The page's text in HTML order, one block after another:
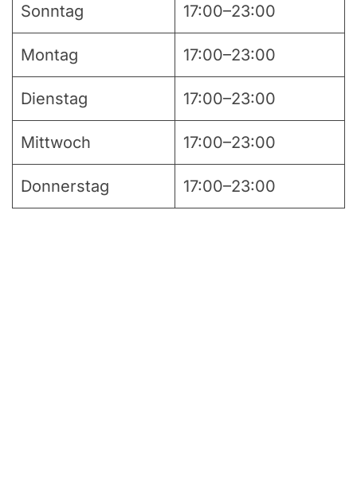
Sonntag 17:00–23:00
Montag 17:00–23:00
Dienstag 17:00–23:00
Mittwoch 17:00–23:00
Donnerstag 17:00–23:00